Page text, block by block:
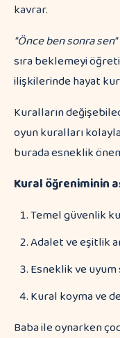
kavrar.
"Önce ben sonra sen"
sıra beklemeyi
ilişkilerinde hayat
Kuralların
oyun kuralları
burada esneklik
Kural öğreniminin
Temel güvenlik
Adalet ve eşitlik
Esneklik ve uyum
Kural koyma ve
Baba ile oynarken